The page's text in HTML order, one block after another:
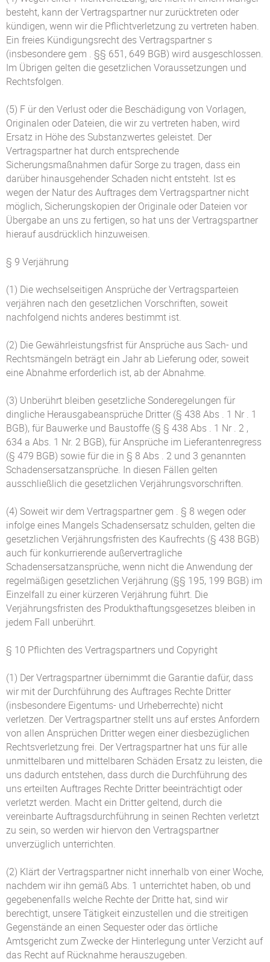
besteht, kann der Vertragspartner nur zurücktreten oder
kündigen, wenn wir die Pflichtverletzung zu vertreten haben.
Ein freies Kündigungsrecht des Vertragspartner s
(insbesondere gem . §§ 651, 649 BGB) wird ausgeschlossen.
Im Übrigen gelten die gesetzlichen Voraussetzungen und
Rechtsfolgen.
(5) F ür den Verlust oder die Beschädigung von Vorlagen,
Originalen oder Dateien, die wir zu vertreten haben, wird
Ersatz in Höhe des Substanzwertes geleistet. Der
Vertragspartner hat durch entsprechende
Sicherungsmaßnahmen dafür Sorge zu tragen, dass ein
darüber hinausgehender Schaden nicht entsteht. Ist es
wegen der Natur des Auftrages dem Vertragspartner nicht
möglich, Sicherungskopien der Originale oder Dateien vor
Übergabe an uns zu fertigen, so hat uns der Vertragspartner
hierauf ausdrücklich hinzuweisen.
§ 9 Verjährung
(1) Die wechselseitigen Ansprüche der Vertragsparteien
verjähren nach den gesetzlichen Vorschriften, soweit
nachfolgend nichts anderes bestimmt ist.
(2) Die Gewährleistungsfrist für Ansprüche aus Sach- und
Rechtsmängeln beträgt ein Jahr ab Lieferung oder, soweit
eine Abnahme erforderlich ist, ab der Abnahme.
(3) Unberührt bleiben gesetzliche Sonderegelungen für
dingliche Herausgabeansprüche Dritter (§ 438 Abs . 1 Nr . 1
BGB), für Bauwerke und Baustoffe (§ § 438 Abs . 1 Nr . 2 ,
634 a Abs. 1 Nr. 2 BGB), für Ansprüche im Lieferantenregress
(§ 479 BGB) sowie für die in § 8 Abs . 2 und 3 genannten
Schadensersatzansprüche. In diesen Fällen gelten
ausschließlich die gesetzlichen Verjährungsvorschriften.
(4) Soweit wir dem Vertragspartner gem . § 8 wegen oder
infolge eines Mangels Schadensersatz schulden, gelten die
gesetzlichen Verjährungsfristen des Kaufrechts (§ 438 BGB)
auch für konkurrierende außervertragliche
Schadensersatzansprüche, wenn nicht die Anwendung der
regelmäßigen gesetzlichen Verjährung (§§ 195, 199 BGB) im
Einzelfall zu einer kürzeren Verjährung führt. Die
Verjährungsfristen des Produkthaftungsgesetzes bleiben in
jedem Fall unberührt.
§ 10 Pflichten des Vertragspartners und Copyright
(1) Der Vertragspartner übernimmt die Garantie dafür, dass
wir mit der Durchführung des Auftrages Rechte Dritter
(insbesondere Eigentums- und Urheberrechte) nicht
verletzen. Der Vertragspartner stellt uns auf erstes Anfordern
von allen Ansprüchen Dritter wegen einer diesbezüglichen
Rechtsverletzung frei. Der Vertragspartner hat uns für alle
unmittelbaren und mittelbaren Schäden Ersatz zu leisten, die
uns dadurch entstehen, dass durch die Durchführung des
uns erteilten Auftrages Rechte Dritter beeinträchtigt oder
verletzt werden. Macht ein Dritter geltend, durch die
vereinbarte Auftragsdurchführung in seinen Rechten verletzt
zu sein, so werden wir hiervon den Vertragspartner
unverzüglich unterrichten.
(2) Klärt der Vertragspartner nicht innerhalb von einer Woche,
nachdem wir ihn gemäß Abs. 1 unterrichtet haben, ob und
gegebenenfalls welche Rechte der Dritte hat, sind wir
berechtigt, unsere Tätigkeit einzustellen und die streitigen
Gegenstände an einen Sequester oder das örtliche
Amtsgericht zum Zwecke der Hinterlegung unter Verzicht auf
das Recht auf Rücknahme herauszugeben.